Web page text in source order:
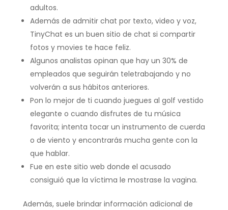
adultos.
Además de admitir chat por texto, video y voz,
TinyChat es un buen sitio de chat si compartir
fotos y movies te hace feliz.
Algunos analistas opinan que hay un 30% de
empleados que seguirán teletrabajando y no
volverán a sus hábitos anteriores.
Pon lo mejor de ti cuando juegues al golf vestido
elegante o cuando disfrutes de tu música
favorita; intenta tocar un instrumento de cuerda
o de viento y encontrarás mucha gente con la
que hablar.
Fue en este sitio web donde el acusado
consiguió que la víctima le mostrase la vagina.
Además, suele brindar información adicional de